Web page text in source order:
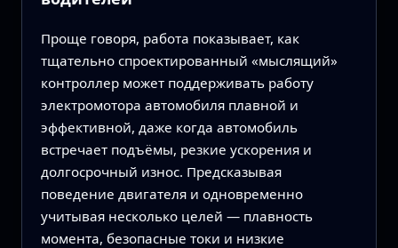
Проще говоря, работа показывает, как
тщательно спроектированный «мыслящий»
контроллер может поддерживать работу
электромотора автомобиля плавной и
эффективной, даже когда автомобиль
встречает подъёмы, резкие ускорения и
долгосрочный износ. Предсказывая
поведение двигателя и одновременно
учитывая несколько целей — плавность
момента, безопасные токи и низкие